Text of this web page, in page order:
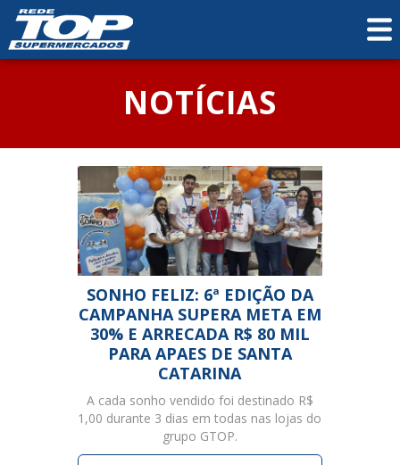
NOTÍCIAS
SONHO FELIZ: 6ª EDIÇÃO DA
CAMPANHA SUPERA META EM
30% E ARRECADA R$ 80 MIL
PARA APAES DE SANTA
CATARINA
A cada sonho vendido foi destinado R$
1,00 durante 3 dias em todas nas lojas do
grupo GTOP.